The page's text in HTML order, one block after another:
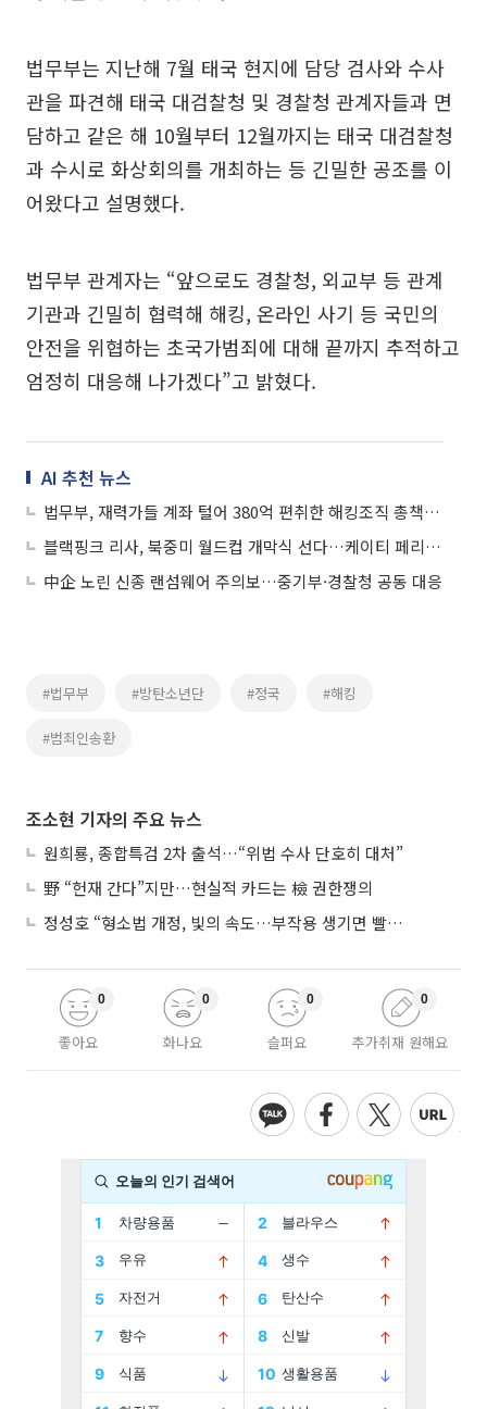
법무부는 지난해 7월 태국 현지에 담당 검사와 수사
관을 파견해 태국 대검찰청 및 경찰청 관계자들과 면
담하고 같은 해 10월부터 12월까지는 태국 대검찰청
과 수시로 화상회의를 개최하는 등 긴밀한 공조를 이
어왔다고 설명했다.
법무부 관계자는 “앞으로도 경찰청, 외교부 등 관계
기관과 긴밀히 협력해 해킹, 온라인 사기 등 국민의
안전을 위협하는 초국가범죄에 대해 끝까지 추적하고
엄정히 대응해 나가겠다”고 밝혔다.
AI 추천 뉴스
법무부, 재력가들 계좌 털어 380억 편취한 해킹조직 총책 태국서 송환
블랙핑크 리사, 북중미 월드컵 개막식 선다…케이티 페리와 공연
中企 노린 신종 랜섬웨어 주의보…중기부·경찰청 공동 대응
#법무부 #방탄소년단 #정국 #해킹
#범죄인송환
조소현 기자의 주요 뉴스
원희룡, 종합특검 2차 출석…“위법 수사 단호히 대처”
野 “헌재 간다”지만…현실적 카드는 檢 권한쟁의
정성호 “형소법 개정, 빛의 속도…부작용 생기면 빨리 고쳐야”
좋아요
0
화나요
0
슬퍼요
0
추가취재 원해요
0